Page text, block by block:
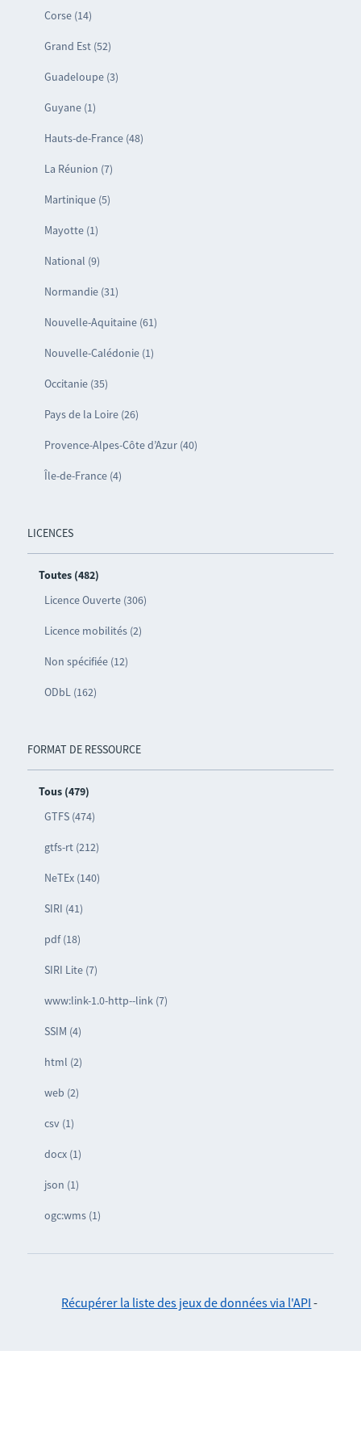
Corse (14)
Grand Est (52)
Guadeloupe (3)
Guyane (1)
Hauts-de-France (48)
La Réunion (7)
Martinique (5)
Mayotte (1)
National (9)
Normandie (31)
Nouvelle-Aquitaine (61)
Nouvelle-Calédonie (1)
Occitanie (35)
Pays de la Loire (26)
Provence-Alpes-Côte d’Azur (40)
Île-de-France (4)
LICENCES
Toutes (482)
Licence Ouverte (306)
Licence mobilités (2)
Non spécifiée (12)
ODbL (162)
FORMAT DE RESSOURCE
Tous (479)
GTFS (474)
gtfs-rt (212)
NeTEx (140)
SIRI (41)
pdf (18)
SIRI Lite (7)
www:link-1.0-http--link (7)
SSIM (4)
html (2)
web (2)
csv (1)
docx (1)
json (1)
ogc:wms (1)
Récupérer la liste des jeux de données via l'API -